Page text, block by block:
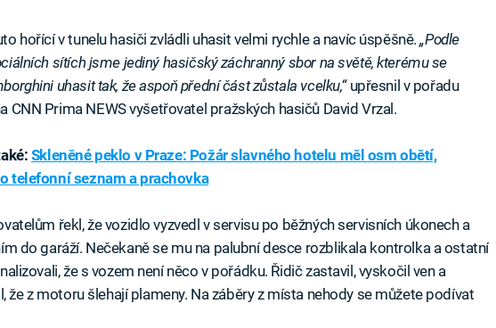
hořící v tunelu hasiči zvládli uhasit velmi rychle a navíc úspěšně.„Podle
sítích jsme jediný hasičský záchranný sbor na světě, kterému se
uhasit tak, že aspoň přední část zůstala vcelku,“upřesnil v pořadu
CNN Prima NEWS vyšetřovatel pražských hasičů David Vrzal.
Skleněné peklo v Praze: Požár slavného hotelu měl osm obětí,
telefonní seznam a prachovka
řekl, že vozidlo vyzvedl v servisu po běžných servisních úkonech a
do garáží. Nečekaně se mu na palubní desce rozblikala kontrolka a ostatní
že s vozem není něco v pořádku. Řidič zastavil, vyskočil ven a
že z motoru šlehají plameny. Na záběry z místa nehody se můžete podívat